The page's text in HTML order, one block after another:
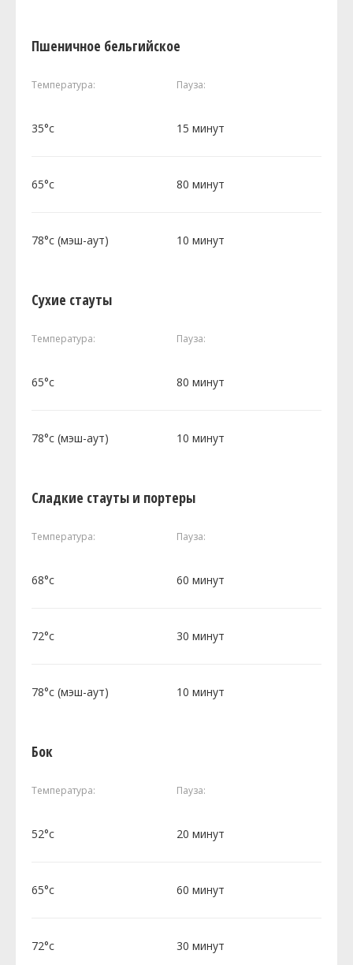
Пшеничное бельгийское
Температура: Пауза:
35°c 15 минут
65°c 80 минут
78°c (мэш-аут) 10 минут
Сухие стауты
Температура: Пауза:
65°c 80 минут
78°c (мэш-аут) 10 минут
Сладкие стауты и портеры
Температура: Пауза:
68°c 60 минут
72°c 30 минут
78°c (мэш-аут) 10 минут
Бок
Температура: Пауза:
52°c 20 минут
65°c 60 минут
72°c 30 минут